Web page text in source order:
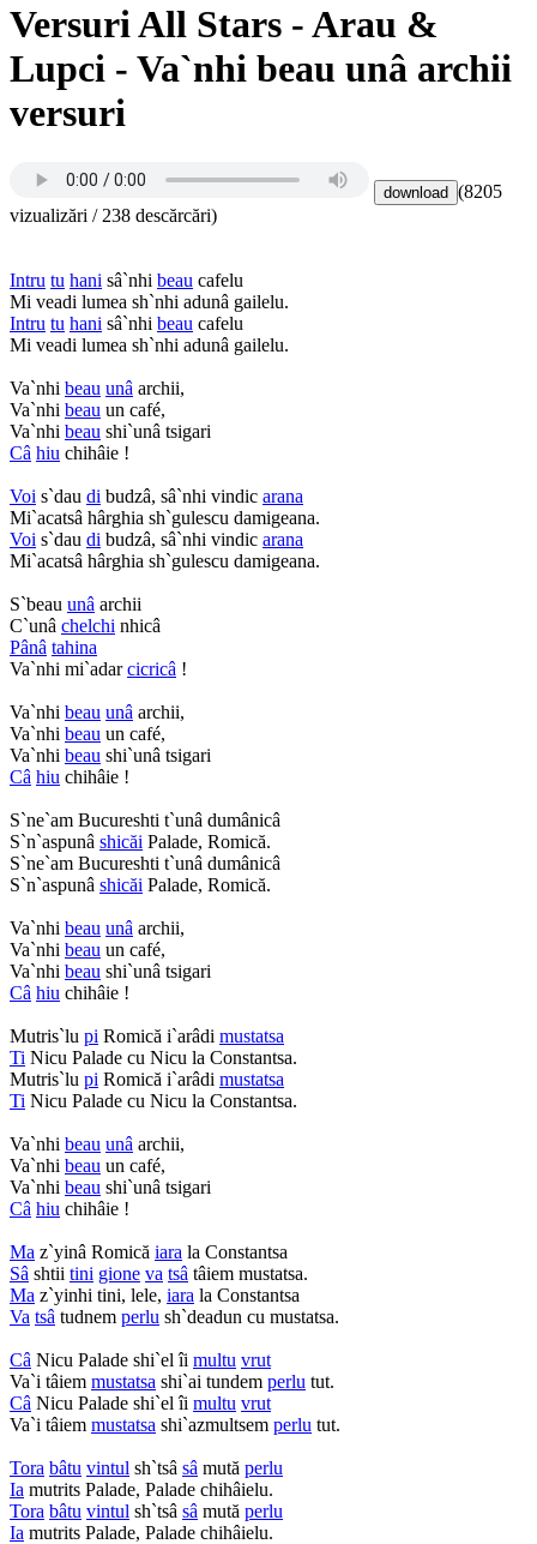
Versuri All Stars - Arau &
Lupci - Va`nhi beau unâ archii
versuri
(8205
vizualizări / 238 descărcări)
Intru tu hani sâ`nhi beau cafelu
Mi veadi lumea sh`nhi adunâ gailelu.
Intru tu hani sâ`nhi beau cafelu
Mi veadi lumea sh`nhi adunâ gailelu.
Va`nhi beau unâ archii,
Va`nhi beau un café,
Va`nhi beau shi`unâ tsigari
Câ hiu chihâie !
Voi s`dau di budzâ, sâ`nhi vindic arana
Mi`acatsâ hârghia sh`gulescu damigeana.
Voi s`dau di budzâ, sâ`nhi vindic arana
Mi`acatsâ hârghia sh`gulescu damigeana.
S`beau unâ archii
C`unâ chelchi nhicâ
Pânâ tahina
Va`nhi mi`adarcicricâ !
Va`nhi beau unâ archii,
Va`nhi beau un café,
Va`nhi beau shi`unâ tsigari
Câ hiu chihâie !
S`ne`am Bucureshti t`unâ dumânicâ
S`n`aspunâ shicăi Palade, Romică.
S`ne`am Bucureshti t`unâ dumânicâ
S`n`aspunâ shicăi Palade, Romică.
Va`nhi beau unâ archii,
Va`nhi beau un café,
Va`nhi beau shi`unâ tsigari
Câ hiu chihâie !
Mutris`lu pi Romică i`arâdi mustatsa
Ti Nicu Palade cu Nicu la Constantsa.
Mutris`lu pi Romică i`arâdi mustatsa
Ti Nicu Palade cu Nicu la Constantsa.
Va`nhi beau unâ archii,
Va`nhi beau un café,
Va`nhi beau shi`unâ tsigari
Câ hiu chihâie !
Ma z`yinâ Romică iara la Constantsa
Sâ shtii tini gione va tsâ tâiem mustatsa.
Ma z`yinhi tini, lele, iara la Constantsa
Va tsâ tudnem perlu sh`deadun cu mustatsa.
Câ Nicu Palade shi`el îi multu vrut
Va`i tâiem mustatsa shi`ai tundem perlu tut.
Câ Nicu Palade shi`el îi multu vrut
Va`i tâiem mustatsa shi`azmultsem perlu tut.
Tora bâtu vintul sh`tsâ sâ mută perlu
Ia mutrits Palade, Palade chihâielu.
Tora bâtu vintul sh`tsâ sâ mută perlu
Ia mutrits Palade, Palade chihâielu.